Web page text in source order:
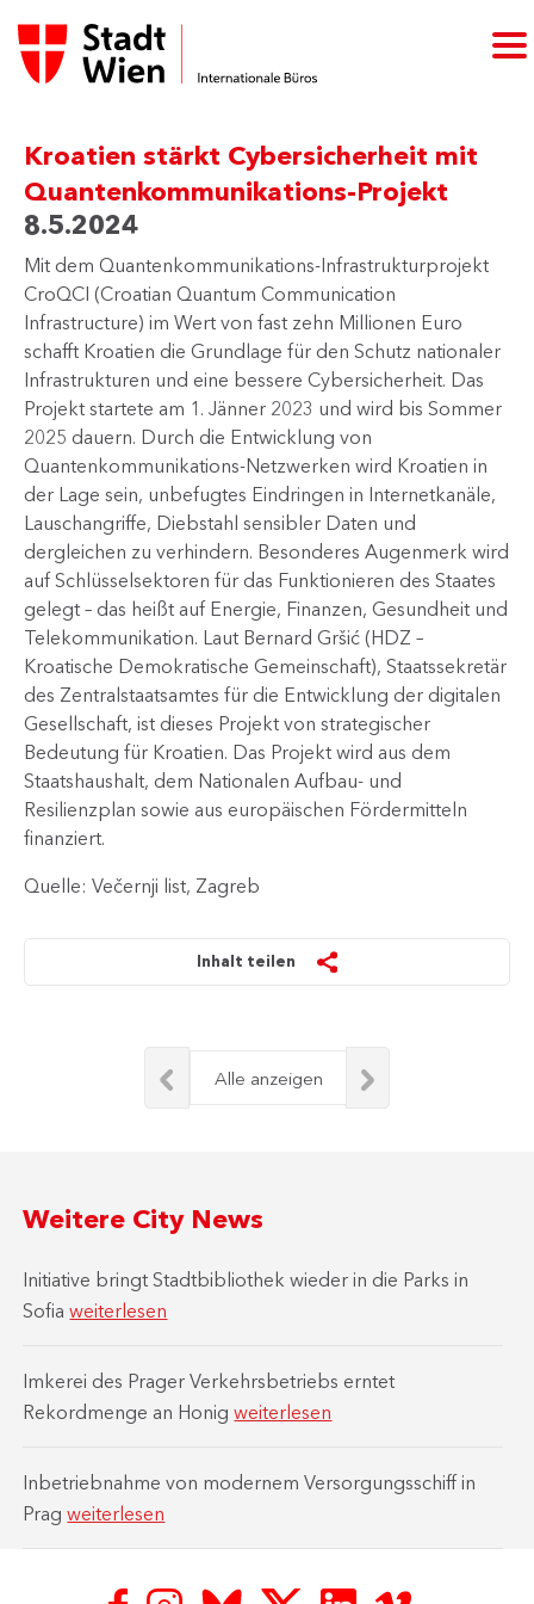
Kroatien stärkt Cybersicherheit mit
Quantenkommunikations-Projekt
8.5.2024
Mit dem Quantenkommunikations-Infrastrukturprojekt
CroQCI (Croatian Quantum Communication
Infrastructure) im Wert von fast zehn Millionen Euro
schafft Kroatien die Grundlage für den Schutz nationaler
Infrastrukturen und eine bessere Cybersicherheit. Das
Projekt startete am 1. Jänner 2023 und wird bis Sommer
2025 dauern. Durch die Entwicklung von
Quantenkommunikations-Netzwerken wird Kroatien in
der Lage sein, unbefugtes Eindringen in Internetkanäle,
Lauschangriffe, Diebstahl sensibler Daten und
dergleichen zu verhindern. Besonderes Augenmerk wird
auf Schlüsselsektoren für das Funktionieren des Staates
gelegt – das heißt auf Energie, Finanzen, Gesundheit und
Telekommunikation. Laut Bernard Gršić (HDZ –
Kroatische Demokratische Gemeinschaft), Staatssekretär
des Zentralstaatsamtes für die Entwicklung der digitalen
Gesellschaft, ist dieses Projekt von strategischer
Bedeutung für Kroatien. Das Projekt wird aus dem
Staatshaushalt, dem Nationalen Aufbau- und
Resilienzplan sowie aus europäischen Fördermitteln
finanziert.
Quelle: Večernji list, Zagreb
Inhalt teilen
Alle anzeigen
Weitere City News
Initiative bringt Stadtbibliothek wieder in die Parks in
Sofiaweiterlesen
Imkerei des Prager Verkehrsbetriebs erntet
Rekordmenge an Honigweiterlesen
Inbetriebnahme von modernem Versorgungsschiff in
Pragweiterlesen